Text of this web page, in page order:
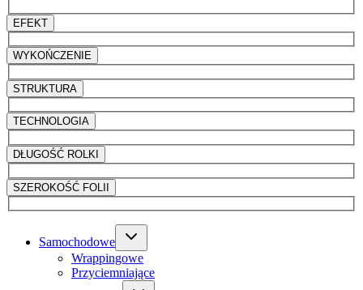
EFEKT
WYKOŃCZENIE
STRUKTURA
TECHNOLOGIA
DŁUGOŚĆ ROLKI
SZEROKOŚĆ FOLII
Samochodowe
Wrappingowe
Przyciemniające